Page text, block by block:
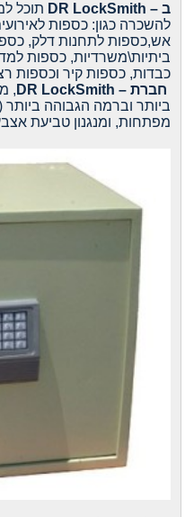
ב – DR LockSmith תוכל
להשכרה כגון: כספות
אש,כספות לתחנות דלק,
ביתיות\משרדיות, כספות
כבדות, כספות קיר וכספות
חברת – DR LockSmith
,
ביותר וברמה הגבוהה ביותר
מפתחות, ומנגנון טביעת